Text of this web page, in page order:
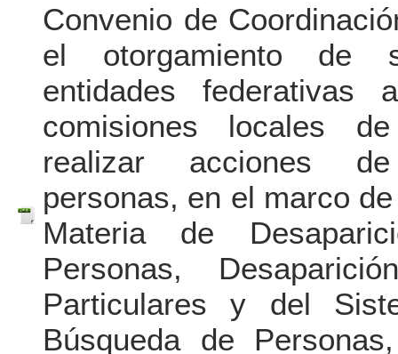
Convenio de
el otorgamiento de
entidades
comisiones locales
realizar acciones
personas, en el marco
Materia de
Personas,
Particulares y del
Búsqueda de